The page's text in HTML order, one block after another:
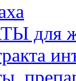
для